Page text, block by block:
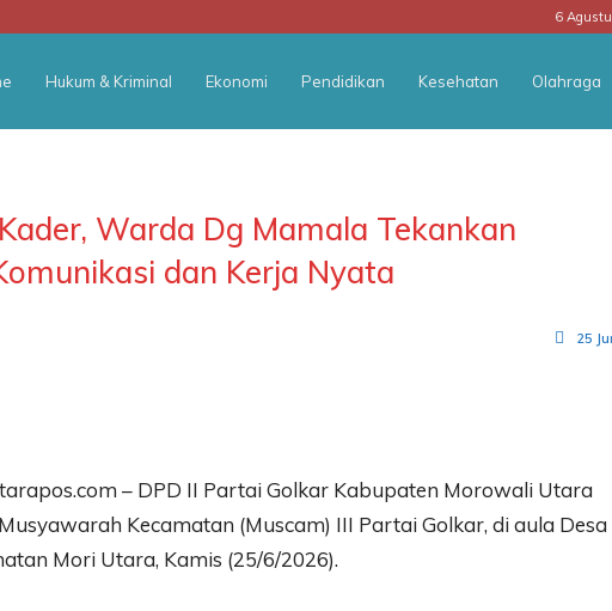
6
Hukum & Kriminal Ekonomi Pendidikan Kesehatan Olahraga
Warda Dg Mamala Tekankan
dan Kerja Nyata
25
– DPD II Partai Golkar Kabupaten Morowali Utara
Kecamatan (Muscam) III Partai Golkar, di aula Desa
Mori Utara, Kamis (25/6/2026).